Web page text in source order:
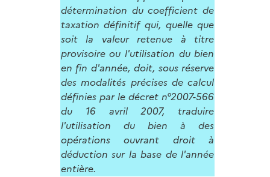
détermination du coefficient de
taxation définitif qui, quelle que
soit la valeur retenue à titre
provisoire ou l'utilisation du bien
en fin d'année, doit, sous réserve
des modalités précises de calcul
définies par le décret n°2007-566
du 16 avril 2007, traduire
l'utilisation du bien à des
opérations ouvrant droit à
déduction sur la base de l'année
entière.